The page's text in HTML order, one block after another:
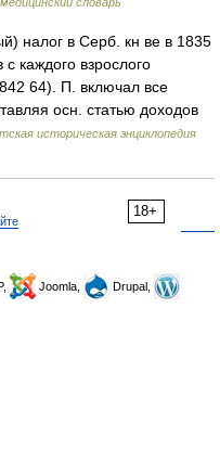
налог в Серб. кн ве в 1835
каждого взрослого
64). П. включал все
осн. статью доходов
историческая энциклопедия
18+
Joomla,
Drupal,